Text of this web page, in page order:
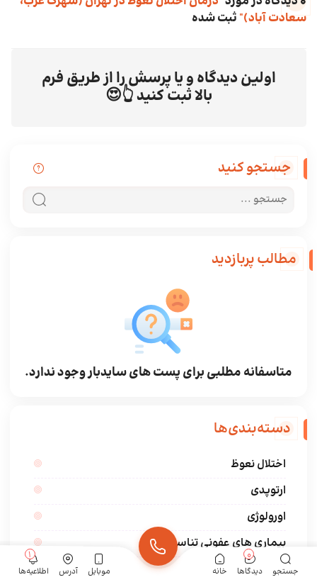
سعادت آباد)"ثبت شده
اولین دیدگاه و یا پرسش را از طریق فرم
بالا ثبت کنید 👆😍
جستجو کنید
جستجو در سایت جستجو
مطالب پربازدید
متاسفانه مطلبی برای پست های سایدبار وجود ندارد.
دسته‌بندی‌ها
اختلال نعوظ
ارتوپدی
اورولوژی
بیماری های عفونی تناسلی
پروستاتجستجو دیدگاها
0
خانه موبایل آدرس اطلاعیه‌ها
1